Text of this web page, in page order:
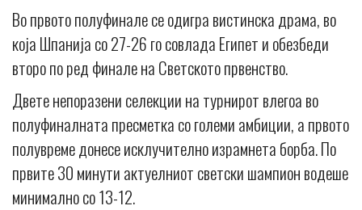
Во првото полуфинале се одигра вистинска драма, во
која Шпанија со 27-26 го совлада Египет и обезбеди
второ по ред финале на Светското првенство.
Двете непоразени селекции на турнирот влегоа во
полуфиналната пресметка со големи амбиции, а првото
полувреме донесе исклучително израмнета борба. По
првите 30 минути актуелниот светски шампион водеше
минимално со 13-12.